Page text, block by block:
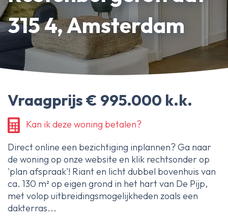
315 4, Amsterdam
Vraagprijs € 995.000 k.k.
Kan ik deze woning betalen?
Direct online een bezichtiging inplannen? Ga naar
de woning op onze website en klik rechtsonder op
'plan afspraak'! Riant en licht dubbel bovenhuis van
ca. 130 m² op eigen grond in het hart van De Pijp,
met volop uitbreidingsmogelijkheden zoals een
dakterras...
Erfpachtdeskundige
Gerechtelijke deskundige
Over Ameo makelaars
Onze reviews
Contact